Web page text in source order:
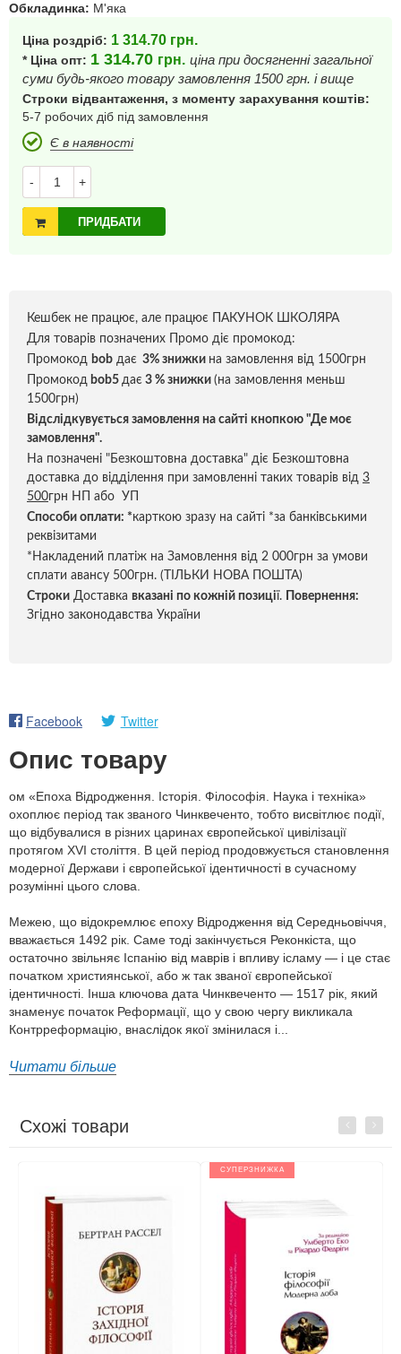
Обкладинка: М'яка
Ціна роздріб: 1 314.70 грн.
* Ціна опт: 1 314.70 грн. ціна при досягненні загальної
суми будь-якого товару замовлення 1500 грн. і вище
Строки відвантаження, з моменту зарахування коштів:
5-7 робочих діб під замовлення
Є в наявності
- +
ПРИДБАТИ
Кешбек не працює, але працює ПАКУНОК ШКОЛЯРА
Для товарів позначених Промо діє промокод:
Промокод bob дає 3% знижки на замовлення від 1500грн
Промокод bob5 дає 3 % знижки (на замовлення меньш
1500грн)
Відслідкувується замовлення на сайті кнопкою "Де моє
замовлення".
На позначені "Безкоштовна доставка" діє Безкоштовна
доставка до відділення при замовленні таких товарів від 3
500грн НП або УП
Способи оплати: *карткою зразу на сайті *за банківськими
реквізитами
*Накладений платіж на Замовлення від 2 000грн за умови
сплати авансу 500грн. (ТІЛЬКИ НОВА ПОШТА)
Строки Доставка вказані по кожній позиції.
Повернення:
Згідно законодавства України
Facebook Twitter
Опис товару
ом «Епоха Відродження. Історія. Філософія. Наука і техніка»
охоплює період так званого Чинквеченто, тобто висвітлює події,
що відбувалися в різних царинах європейської цивілізації
протягом XVІ століття. В цей період продовжується становлення
модерної Держави і європейської ідентичності в сучасному
розумінні цього слова.
Межею, що відокремлює епоху Відродження від Середньовіччя,
вважається 1492 рік. Саме тоді закінчується Реконкіста, що
остаточно звільняє Іспанію від маврів і впливу ісламу — і це стає
початком християнської, або ж так званої європейської
ідентичності. Інша ключова дата Чинквеченто — 1517 рік, який
знаменує початок Реформації, що у свою чергу викликала
Контрреформацію, внаслідок якої змінилася і...
Читати більше
Схожі товари Previous
СУПЕРЗНИЖКА
Next